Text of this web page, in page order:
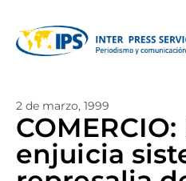
2 de marzo, 1999
enjuicia